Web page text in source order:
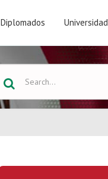
Diplomados